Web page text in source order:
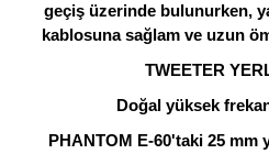
geçiş üzerinde bulunurken,
kablosuna sağlam ve uzun
TWEETER
Doğal yüksek
PHANTOM E-60'taki 25 mm